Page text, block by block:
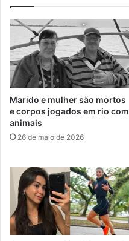
Marido e mulher são mortos
e corpos jogados em rio com
animais
26 de maio de 2026